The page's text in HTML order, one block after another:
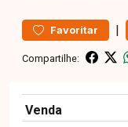
Favoritar |
Compartilhe:
Venda